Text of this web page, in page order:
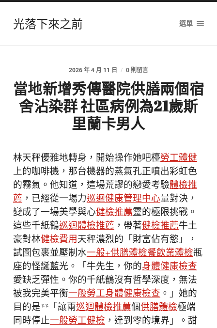
光落下來之前 選單
2026 年 4 月 11 日 / 0 則留言
當地新增秀傳醫院供膳兩個宿
舍沾染群 社區病例為21歲斯
里蘭卡男人
林天秤優雅地轉身，開始操作她吧檯勞工體健
上的咖啡機，那台機器的蒸氣孔正噴出彩虹色
的霧氣。他知道，這場荒謬的戀愛考驗體檢推
薦，已經從一場力巡迴健康管理中心量對決，
變成了一場美學與心健檢推薦靈的極限挑戰。
這些千紙鶴巡迴體檢推薦，帶著健檢推薦牛土
豪對林健檢費用天秤濃烈的「財富佔有慾」，
試圖包裹並壓制水一般+供膳體檢餐飲業體檢瓶
座的怪誕藍光。「牛先生，你的身體健康檢查
愛缺乏彈性。你的千紙鶴沒有哲學深度，無法
被我完美平衡一般勞工身體健康檢查。」她的
目的是**「讓兩巡迴體檢推薦個供膳體檢極端
同時停止一般勞工健檢，達到零的境界」。甜